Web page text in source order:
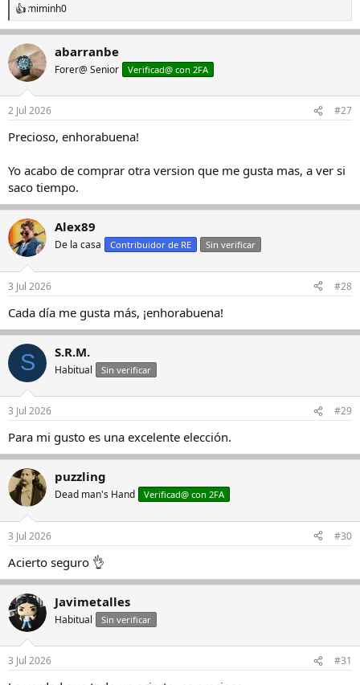
R
e
a
c
c
i
e
:
miminh0
abarranbe
Forer@ Senior Verificad@ con 2FA
2 Jul 2026 #27
Precioso, enhorabuena!
Yo acabo de comprar otra version que me gusta mas, a ver si
saco tiempo.
Alex89
De la casa Contribuidor de RE Sin verificar
3 Jul 2026 #28
Cada día me gusta más, ¡enhorabuena!
S S.R.M.
Habitual Sin verificar
3 Jul 2026 #29
Para mi gusto es una excelente elección.
puzzling
Dead man's Hand Verificad@ con 2FA
3 Jul 2026 #30
Acierto seguro 👌
Javimetalles
Habitual Sin verificar
3 Jul 2026 #31